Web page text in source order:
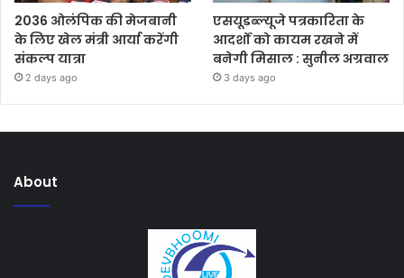
2036 ओलंपिक की मेजबानी
के लिए खेल मंत्री आर्या करेंगी
संकल्प यात्रा
2 days ago
एसयूडब्ल्यूजे पत्रकारिता के
आदर्शों को कायम रखने में
बनेगी मिसाल : सुनील अग्रवाल
3 days ago
About